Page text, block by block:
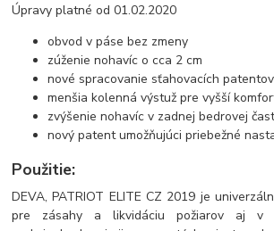
Úpravy platné od 01.02.2020
obvod v páse bez zmeny
zúženie nohavíc o cca 2 cm
nové spracovanie sťahovacích
menšia kolenná výstuž pre vyšší
zvýšenie nohavíc v zadnej bedrovej
nový patent umožňujúci priebežné
Použitie:
DEVA, PATRIOT ELITE CZ 2019 je
pre zásahy a likvidáciu požiarov aj v